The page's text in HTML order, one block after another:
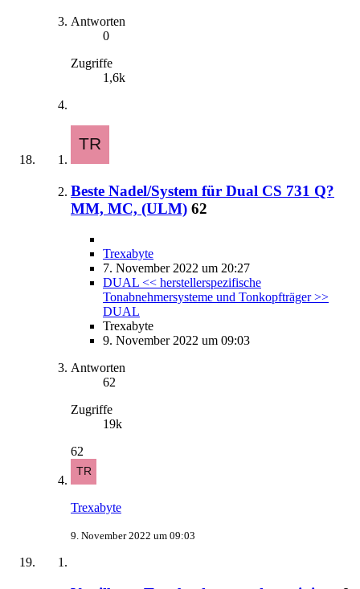
Antworten
0
Zugriffe
1,6k
Beste Nadel/System für Dual CS 731 Q?
MM, MC, (ULM) 62
Trexabyte
7. November 2022 um 20:27
DUAL << herstellerspezifische
Tonabnehmersysteme und Tonkopfträger >>
DUAL
Trexabyte
9. November 2022 um 09:03
Antworten
62
Zugriffe
19k
62
Trexabyte
9. November 2022 um 09:03